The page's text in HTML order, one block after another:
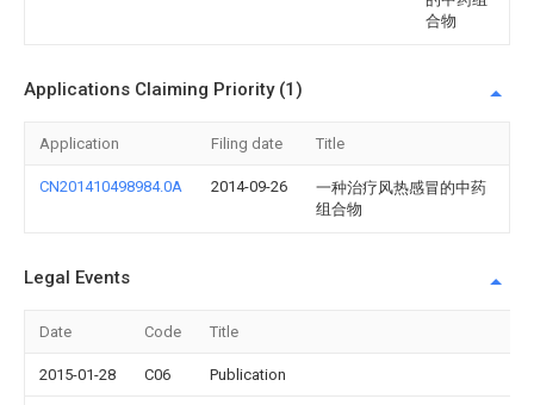
合物
Applications Claiming Priority (1)
Application Filing date Title
CN201410498984.0A 2014-09-26
一种治疗风热感冒的中药
组合物
Legal Events
Date Code Title
2015-01-28 C06 Publication